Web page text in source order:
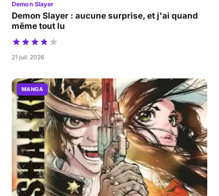
Demon Slayer
Demon Slayer : aucune surprise, et j'ai quand
même tout lu
21 juil. 2026
MANGA